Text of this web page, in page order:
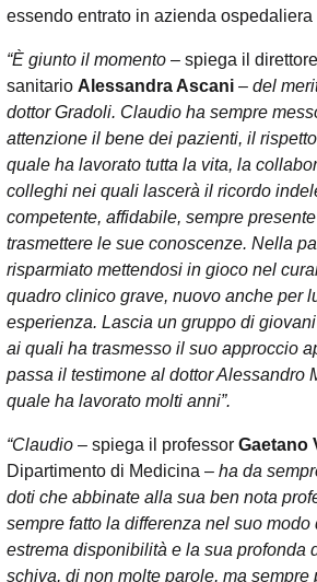
essendo entrato in azienda ospedaliera
“È giunto il momento – spiega il direttore
sanitario Alessandra Ascani – del
dottor Gradoli. Claudio ha sempre
attenzione il bene dei pazienti, il
quale ha lavorato tutta la vita, la
colleghi nei quali lascerà il ricordo
competente, affidabile, sempre
trasmettere le sue conoscenze. Nella
risparmiato mettendosi in gioco nel
quadro clinico grave, nuovo anche per
esperienza. Lascia un gruppo di
ai quali ha trasmesso il suo approccio
passa il testimone al dottor Alessandro
quale ha lavorato molti anni”.
“Claudio – spiega il professor Gaetano
Dipartimento di Medicina – ha da
doti che abbinate alla sua ben nota
sempre fatto la differenza nel suo modo
estrema disponibilità e la sua profonda
schiva, di non molte parole, ma sempre